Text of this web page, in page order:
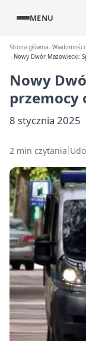
MENU
Strona główna Wiadomości
Nowy Dwór Mazowiecki:
Nowy
przemocy
8 stycznia 2025
2 min czytania